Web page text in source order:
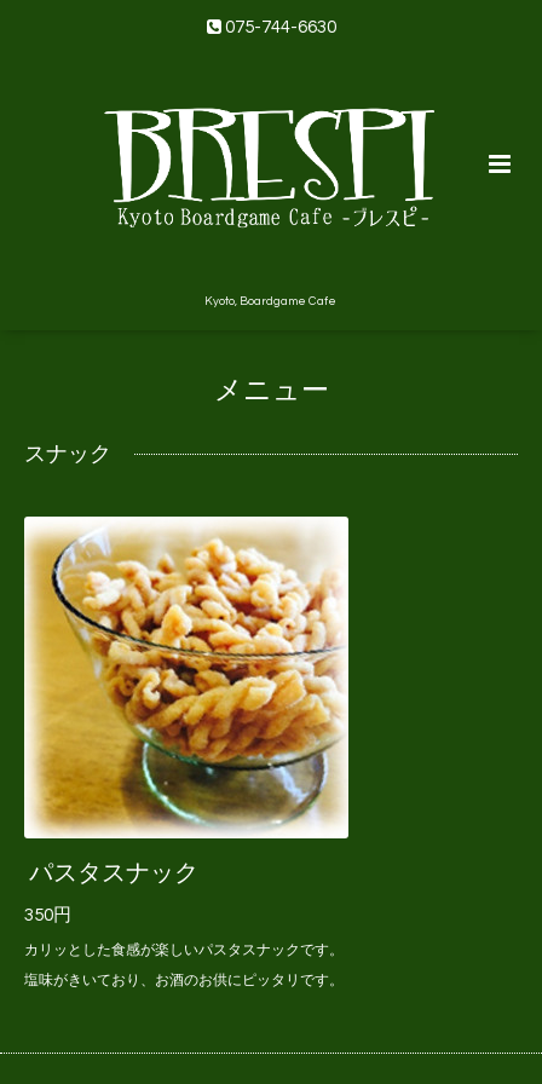
075-744-6630
Kyoto, Boardgame Cafe
メニュー
スナック
パスタスナック
350円
カリッとした食感が楽しいパスタスナックです。
塩味がきいており、お酒のお供にピッタリです。